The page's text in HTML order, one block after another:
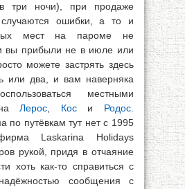
три ночи), при продаже
случаются ошибки, а то и
мест на пароме не
вы прибыли не в июле или
можете застрять здесь
или два, и вам наверняка
местными
наЛерос Коси Родос
по путёвкам тут нет с 1995
Laskarina Holidays
рукой, придя в отчаяние
хоть как-то справиться с
сообщения с